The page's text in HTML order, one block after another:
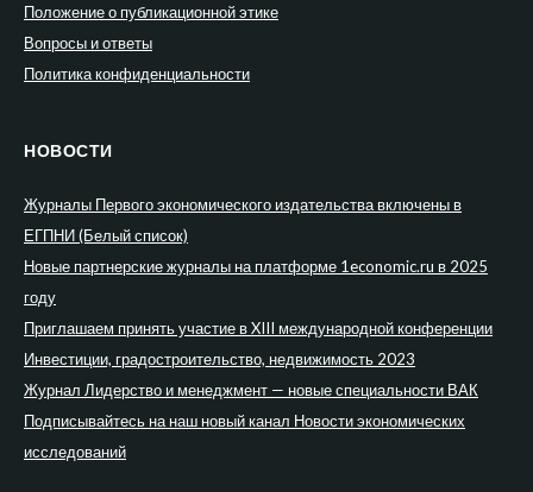
Положение о публикационной этике
Вопросы и ответы
Политика конфиденциальности
НОВОСТИ
Журналы Первого экономического издательства включены в
ЕГПНИ (Белый список)
Новые партнерские журналы на платформе 1economic.ru в 2025
году
Приглашаем принять участие в XIII международной конференции
Инвестиции, градостроительство, недвижимость 2023
Журнал Лидерство и менеджмент — новые специальности ВАК
Подписывайтесь на наш новый канал Новости экономических
исследований